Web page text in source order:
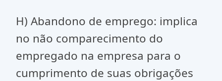
H) Abandono de emprego: implica
no não comparecimento do
empregado na empresa para o
cumprimento de suas obrigações